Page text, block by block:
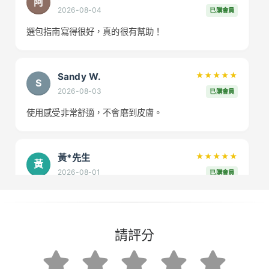
2026-08-04 已購會員
選包指南寫得很好，真的很有幫助！
S
Sandy W.
2026-08-03
★★★★★
已購會員
使用感受非常舒適，不會磨到皮膚。
黃
黃*先生
2026-08-01
★★★★★
已購會員
2026-07-29 已購會員
請評分